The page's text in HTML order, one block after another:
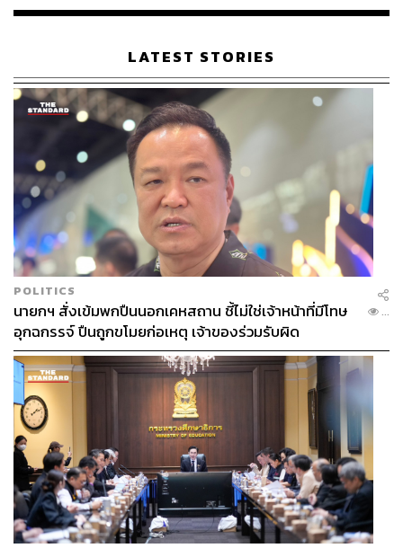
เรือนไทยที่ถูกซุกไว้
LATEST STORIES
POLITICS
นายกฯ สั่งเข้มพกปืนนอกเคหสถาน ชี้ไม่ใช่เจ้าหน้าที่มีโทษ
อุกฉกรรจ์ ปืนถูกขโมยก่อเหตุ เจ้าของร่วมรับผิด
...